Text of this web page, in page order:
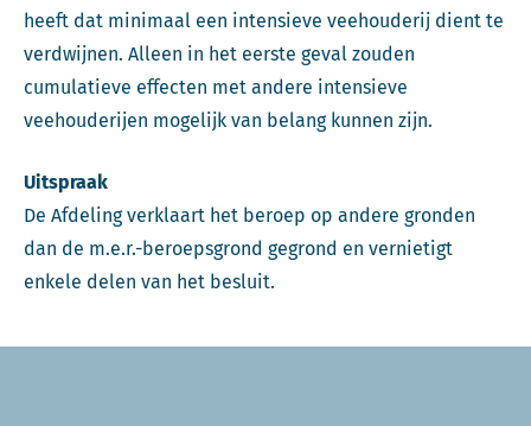
heeft dat minimaal een intensieve veehouderij dient te
verdwijnen. Alleen in het eerste geval zouden
cumulatieve effecten met andere intensieve
veehouderijen mogelijk van belang kunnen zijn.
Uitspraak
De Afdeling verklaart het beroep op andere gronden
dan de m.e.r.-beroepsgrond gegrond en vernietigt
enkele delen van het besluit.